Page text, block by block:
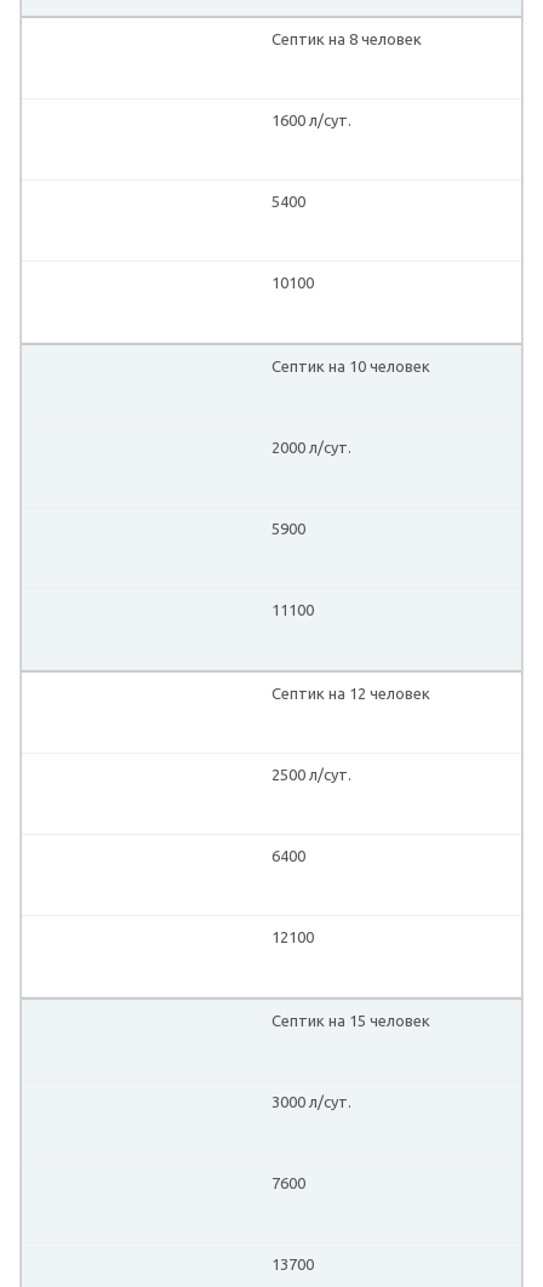
Септик на 8 человек
1600 л/сут.
5400
10100
Септик на 10 человек
2000 л/сут.
5900
11100
Септик на 12 человек
2500 л/сут.
6400
12100
Септик на 15 человек
3000 л/сут.
7600
13700